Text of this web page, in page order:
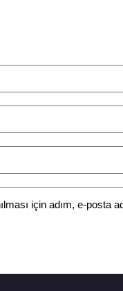
için adım, e-posta